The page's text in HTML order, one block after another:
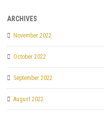
ARCHIVES
November 2022
October 2022
September 2022
August 2022